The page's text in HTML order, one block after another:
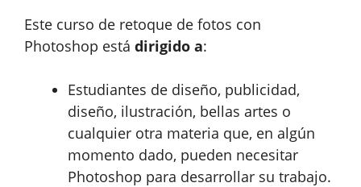
Este curso de retoque de fotos con
Photoshop está dirigido a:
Estudiantes de diseño, publicidad,
diseño, ilustración, bellas artes o
cualquier otra materia que, en algún
momento dado, pueden necesitar
Photoshop para desarrollar su trabajo.